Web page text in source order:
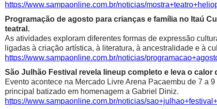
https://www.sampaonline.com.br/noticias/
Programação de agosto para crianças e família no Itaú
teatral.
As atividades exploram diferentes formas de expressão
ligadas à criação artística, à literatura, à ancestralidade e à
https://www.sampaonline.com.br/noticias/
São Julhão Festival revela lineup completo e leva o calor
Evento acontece na Mercado Livre Arena Pacaembu de 7 a
principal batizado em homenagem a Gabriel Diniz.
https://www.sampaonline.com.br/noticias/